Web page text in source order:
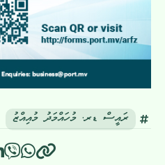
ރައީސް ޑރ. މުހައްމަދު މުއިއްޒު